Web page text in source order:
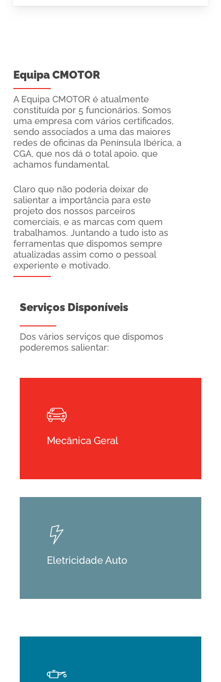
Equipa CMOTOR
A Equipa CMOTOR é atualmente
constituída por 5 funcionários. Somos
uma empresa com vários certificados,
sendo associados a uma das maiores
redes de oficinas da Península Ibérica, a
CGA, que nos dá o total apoio, que
achamos fundamental.
Claro que não poderia deixar de
salientar a importância para este
projeto dos nossos parceiros
comerciais, e as marcas com quem
trabalhamos. Juntando a tudo isto as
ferramentas que dispomos sempre
atualizadas assim como o pessoal
experiente e motivado.
Serviços Disponíveis
Dos vários serviços que dispomos
poderemos salientar:
Mecânica Geral
Eletricidade Auto